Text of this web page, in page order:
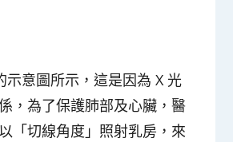
示意圖所示，這是因為 X 光
，為了保護肺部及心臟，醫
「切線角度」照射乳房，來